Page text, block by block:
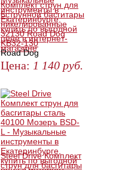
Комплект струн для
6струнной басгитары
никелированные
32130 Road Dog
KB32-130
Road Dog
Цена: 1 140 руб.
Steel Drive Комплект
струн для басгитары